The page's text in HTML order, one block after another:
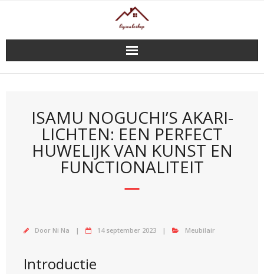
ISAMU NOGUCHI’S AKARI-
LICHTEN: EEN PERFECT
HUWELIJK VAN KUNST EN
FUNCTIONALITEIT
Door Ni Na 14 september 2023 Meubilair
Introductie